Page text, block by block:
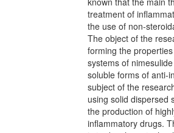
treatment of
the use of non-
The object of the
forming the
systems of
soluble forms of anti-
subject of the
using solid dispersed
the production of
inflammatory drugs.